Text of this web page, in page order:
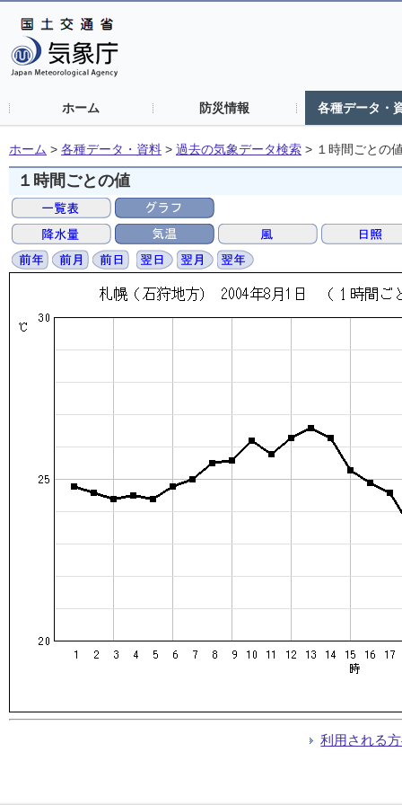
ホーム 防災情報 各種データ・
ホーム > 各種データ・資料 > 過去の気象データ検索 > １時間ごとの
１時間ごとの値
利用される